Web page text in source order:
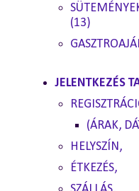
(13)
JELENTKEZÉS
(ÁRAK,
HELYSZÍN,
ÉTKEZÉS,